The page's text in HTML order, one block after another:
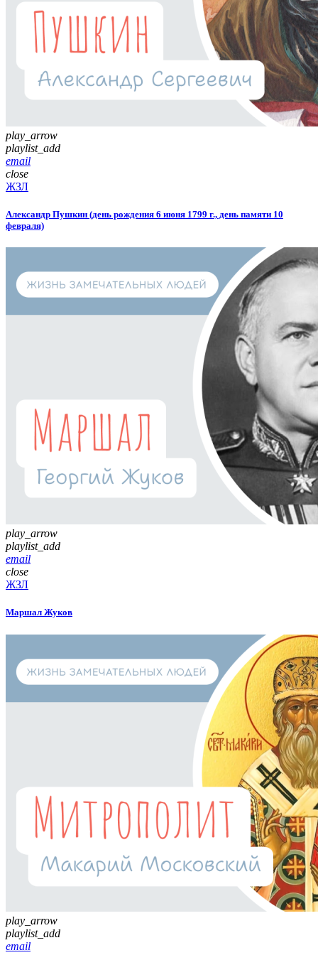
play_arrow
playlist_add
email
close
ЖЗЛ
Александр Пушкин (день рождения 6 июня 1799 г., день памяти 10
февраля)
play_arrow
playlist_add
email
close
ЖЗЛ
Маршал Жуков
play_arrow
playlist_add
email